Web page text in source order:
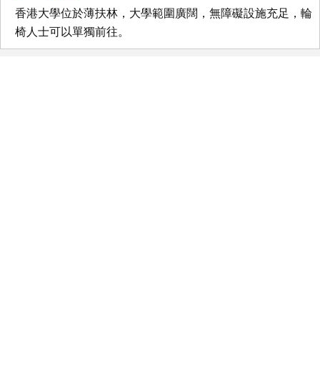
香港大學位於薄扶林，大學範圍廣闊，無障礙設施充足，輪
椅人士可以單獨前往。